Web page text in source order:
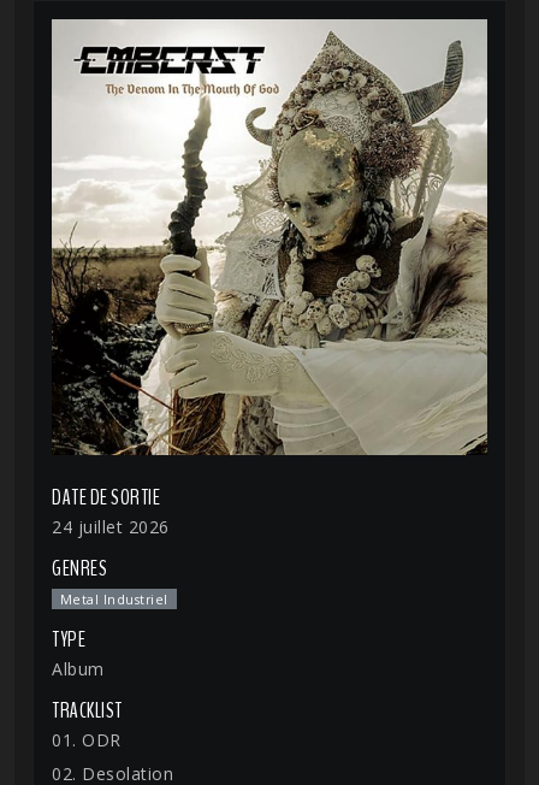
DATE DE SORTIE
24 juillet 2026
GENRES
Metal Industriel
TYPE
Album
TRACKLIST
01. ODR
02. Desolation